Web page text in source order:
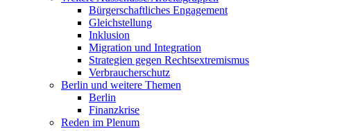
Bürgerschaftliches Engagement
Gleichstellung
Inklusion
Migration und Integration
Strategien gegen Rechtsextremismus
Verbraucherschutz
Berlin und weitere Themen
Berlin
Finanzkrise
Reden im Plenum